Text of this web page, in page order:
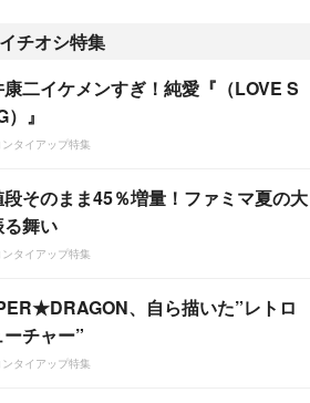
チオシ特集
康二イケメンすぎ！純愛『（LOVE S
』
タイアップ特集
段そのまま45％増量！ファミマ夏の大
舞い
タイアップ特集
、自ら描いた”レトロ
チャー”
タイアップ特集